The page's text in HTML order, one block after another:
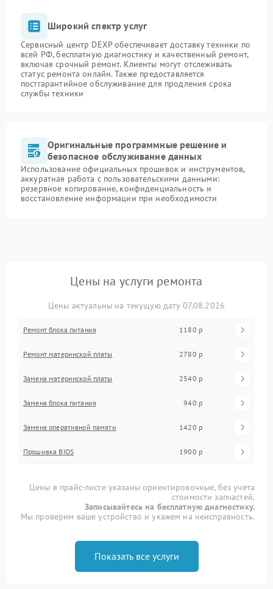
Широкий спектр услуг
Сервисный центр DEXP обеспечивает доставку техники по
всей РФ, бесплатную диагностику и качественный ремонт,
включая срочный ремонт. Клиенты могут отслеживать
статус ремонта онлайн. Также предоставляется
постгарантийное обслуживание для продления срока
службы техники
Оригинальные программные решение и
безопасное обслуживание данных
Использование официальных прошивок и инструментов,
аккуратная работа с пользовательскими данными:
резервное копирование, конфиденциальность и
восстановление информации при необходимости
Цены на услуги ремонта
Цены актуальны на текущую дату 07.08.2026
Ремонт блока питания 1180 р
Ремонт материнской платы 2780 р
Замена материнской платы 2540 р
Замена блока питания 940 р
Замена оперативной памяти 1420 р
Прошивка BIOS 1900 р
Цены в прайс-листе указаны ориентировочные, без учета
стоимости запчастей.
Записывайтесь на бесплатную диагностику.
Мы проверим ваше устройство и укажем на неисправность.
Показать все услуги